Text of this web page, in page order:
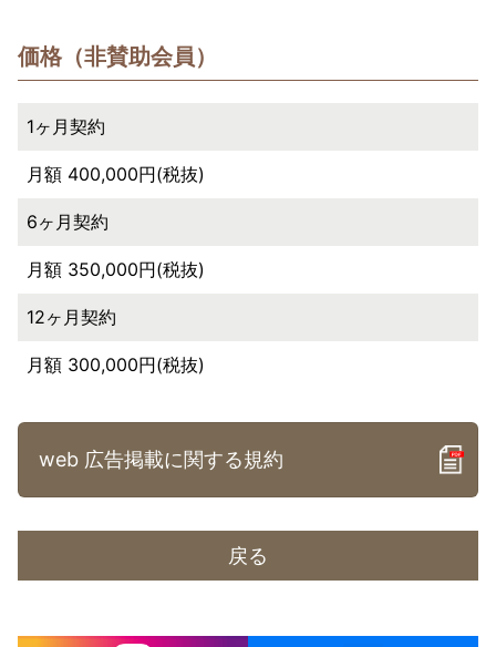
価格（非賛助会員）
1ヶ月契約
月額 400,000円(税抜)
6ヶ月契約
月額 350,000円(税抜)
12ヶ月契約
月額 300,000円(税抜)
web 広告掲載に関する規約
戻る